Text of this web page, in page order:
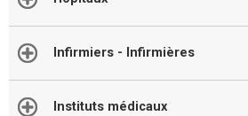
Infirmiers - Infirmières
Instituts médicaux